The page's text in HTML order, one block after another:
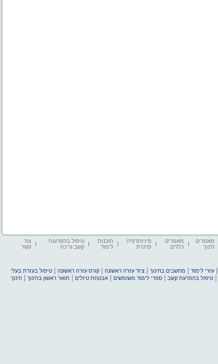
מאמרים
חינוך
מאמרים
כללים
פיזיותרפיה
פרטית
תוכנות
לימוד
טיפול בהפרעות
קשב וריכוז
צור
קשר
עזרי לימוד מחשבים בחינוך |ציוד עזרה ראשונה |קורס עזרה ראשונה |טיפול בעזרת בעלי
|טיפול בהפרעת קשב |ספרי לימוד משומשים |אבטחת טיולים תואר ראשון בחינוך |חינוך